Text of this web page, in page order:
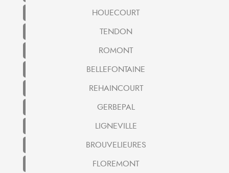
HOUECOURT
TENDON
ROMONT
BELLEFONTAINE
REHAINCOURT
GERBEPAL
LIGNEVILLE
BROUVELIEURES
FLOREMONT